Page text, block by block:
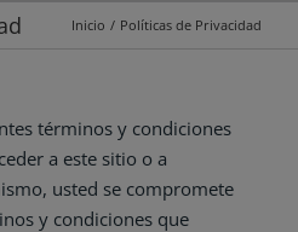
Inicio Políticas de Privacidad
términos y condiciones
a este sitio o a
usted se compromete
y condiciones que